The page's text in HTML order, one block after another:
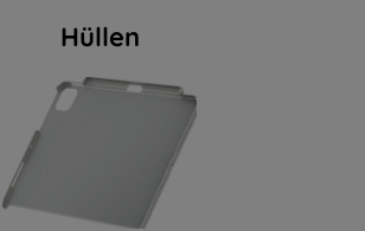
Hüllen